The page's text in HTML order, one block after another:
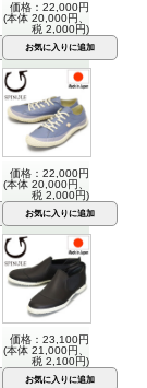
価格：22,000円
(本体 20,000円、
税 2,000円)
価格：22,000円
(本体 20,000円、
税 2,000円)
価格：23,100円
(本体 21,000円、
税 2,100円)